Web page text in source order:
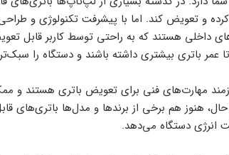
و تعویض کند. اما با پیشرفت تکنولوژی و
داخلی هستند که به راحتی توسط کاربر قابل
عمر باتری بیشتری داشته باشند و دستگاه را
مهارت‌های فنی برای تعویض باتری هستند و
هنوز هم برخی از برندها و مدل‌ها باتری‌های
انرژی دستگاه می‌دهد.